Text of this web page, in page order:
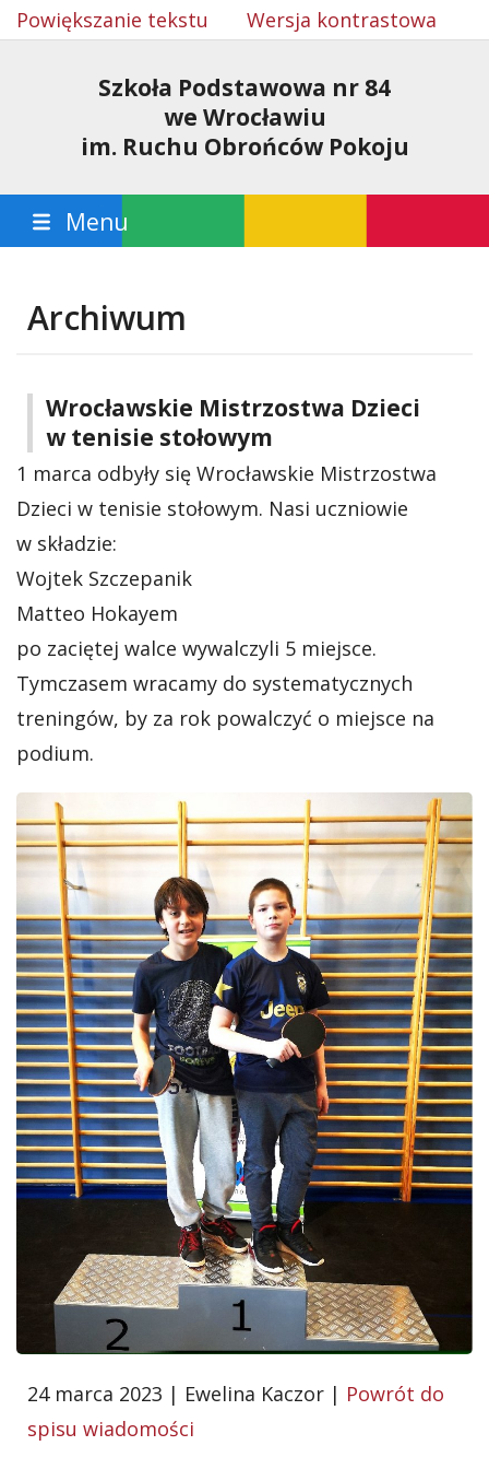
Powiększanie tekstu Wersja kontrastowa
Szkoła Podstawowa nr 84
we Wrocławiu
im. Ruchu Obrońców Pokoju
Menu
Archiwum
Wrocławskie Mistrzostwa Dzieci
w tenisie stołowym
1 marca odbyły się Wrocławskie Mistrzostwa
Dzieci w tenisie stołowym. Nasi uczniowie
w składzie:
Wojtek Szczepanik
Matteo Hokayem
po zaciętej walce wywalczyli 5 miejsce.
Tymczasem wracamy do systematycznych
treningów, by za rok powalczyć o miejsce na
podium.
24 marca 2023 | Ewelina Kaczor | Powrót do
spisu wiadomości